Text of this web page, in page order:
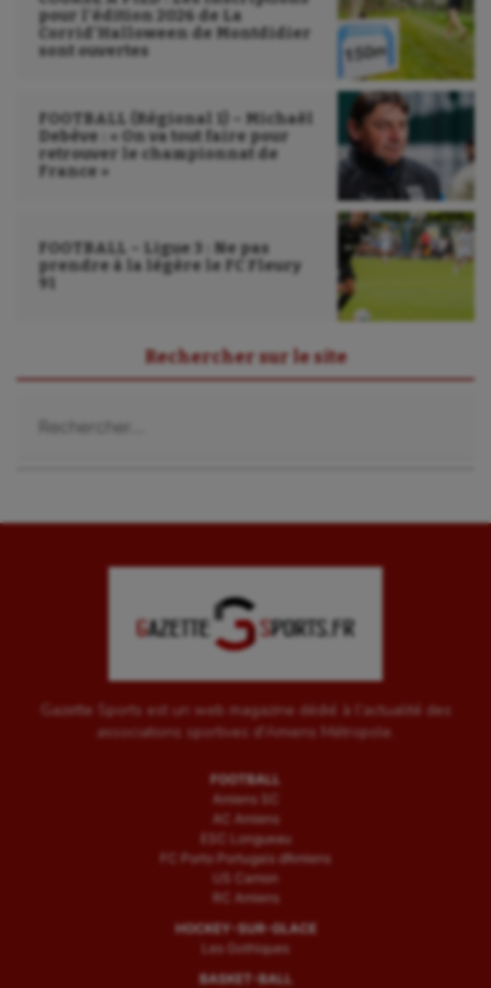
pour l’édition 2026 de La
Corrid’Halloween de Montdidier
sont ouvertes
FOOTBALL (Régional 1) – Michaël
Debève : « On va tout faire pour
retrouver le championnat de
France »
FOOTBALL – Ligue 3 : Ne pas
prendre à la légère le FC Fleury
91
Rechercher sur le site
Gazette Sports est un web magazine dédié à l'actualité des
associations sportives d'Amiens Métropole.
FOOTBALL
Amiens SC
AC Amiens
ESC Longueau
FC Porto Portugais d’Amiens
US Camon
RC Amiens
HOCKEY-SUR-GLACE
Les Gothiques
BASKET-BALL